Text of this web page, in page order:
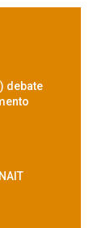
debate